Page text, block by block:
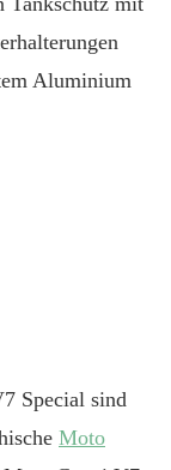
Aluminium
Special sind
Moto